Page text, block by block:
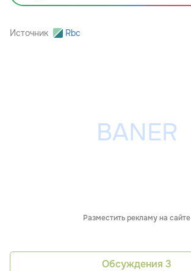
Источник Rbc
Разместить рекламу на сайте
Обсуждения 3